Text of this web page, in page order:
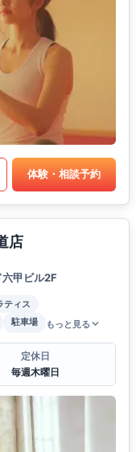
体験・相談予約
店
甲ビル2F
ティス
駐車場 もっと見る
定休日
毎週木曜日